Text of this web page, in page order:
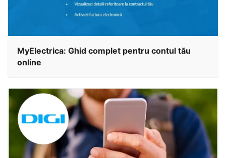
MyElectrica: Ghid complet pentru contul tău
online